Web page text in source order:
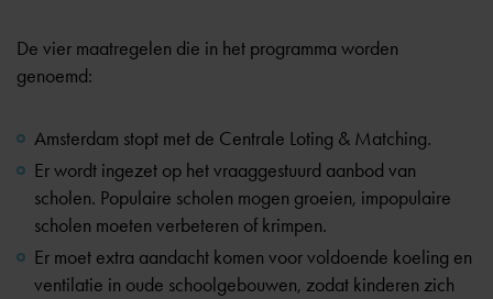
De vier maatregelen die in het programma worden
genoemd:
Amsterdam stopt met de Centrale Loting & Matching.
Er wordt ingezet op het vraaggestuurd aanbod van
scholen. Populaire scholen mogen groeien, impopulaire
scholen moeten verbeteren of krimpen.
Er moet extra aandacht komen voor voldoende koeling en
ventilatie in oude schoolgebouwen, zodat kinderen zich